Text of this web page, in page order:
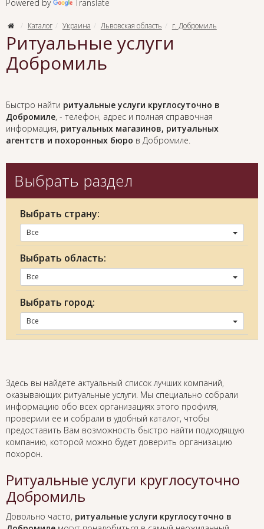
Powered by Translate
Каталог Украина Львовская область г. Добромиль
Ритуальные услуги
Добромиль
Быстро найти ритуальные услуги круглосуточно в
Добромиле, - телефон, адрес и полная справочная
информация, ритуальных магазинов, ритуальных
агентств и похоронных бюро в Добромиле.
Выбрать раздел
Выбрать страну:
Все
Выбрать область:
Все
Выбрать город:
Все
Здесь вы найдете актуальный список лучших компаний,
оказывающих ритуальные услуги. Мы специально собрали
информацию обо всех организациях этого профиля,
проверили ее и собрали в удобный каталог, чтобы
предоставить Вам возможность быстро найти подходящую
компанию, которой можно будет доверить организацию
похорон.
Ритуальные услуги круглосуточно
Добромиль
Довольно часто, ритуальные услуги круглосуточно в